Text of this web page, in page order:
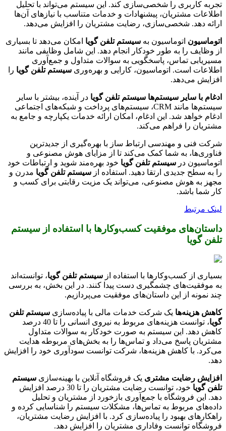
تجربه کاربری را شخصی‌سازی کند. این سیستم می‌تواند با تحلیل
اطلاعات مشتریان، پیشنهادات و خدمات متناسب با نیازهای آن‌ها
ارائه دهد. شخصی‌سازی، رضایت مشتریان را افزایش می‌دهد.
اتوماسیون اتوماسیون به سیستم تلفن گویا امکان می‌دهد تا بسیاری
از وظایف را به طور خودکار انجام دهد. این شامل وظایفی مانند
مسیریابی تماس، پاسخگویی به سوالات متداول و جمع‌آوری
اطلاعات است. اتوماسیون، کارایی و بهره‌وری سیستم تلفن گویا را
افزایش می‌دهد.
ادغام با سایر سیستم‌ها سیستم تلفن گویا در آینده، بیشتر با سایر
سیستم‌ها مانند CRM، سیستم‌های پرداخت و شبکه‌های اجتماعی
ادغام خواهد شد. این ادغام، امکان ارائه خدمات یکپارچه و جامع به
مشتریان را فراهم می‌کند.
شرکت فنی و مهندسی ارتباط ساز با بهره‌گیری از جدیدترین
فناوری‌ها، به شما کمک می‌کند تا از مزایای هوش مصنوعی و
اتوماسیون در سیستم تلفن گویا خود بهره‌مند شوید و ارتباطات خود
را به سطح جدیدی ارتقا دهید. استفاده از سیستم تلفن گویا مدرن و
مجهز به هوش مصنوعی، می‌تواند یک مزیت رقابتی برای کسب و
کار شما باشد.
لینک مرتبط
داستان‌های موفقیت کسب‌وکارها با استفاده از سیستم
تلفن گویا
بسیاری از کسب‌وکارها با استفاده از سیستم تلفن گویا، توانسته‌اند
به موفقیت‌های چشمگیری دست پیدا کنند. در این بخش، به بررسی
چند نمونه از این داستان‌های موفقیت می‌پردازیم.
کاهش هزینه‌ها یک شرکت خدمات مالی با پیاده‌سازی سیستم تلفن
گویا
، توانست هزینه‌های مربوط به نیروی انسانی را تا 40 درصد
کاهش دهد. این سیستم به صورت خودکار به سوالات متداول
مشتریان پاسخ می‌داد و تماس‌ها را به بخش‌های مربوطه هدایت
می‌کرد. با کاهش هزینه‌ها، شرکت توانست سودآوری خود را افزایش
دهد.
افزایش رضایت مشتری یک فروشگاه آنلاین با بهینه‌سازی سیستم
تلفن گویا
خود، توانست رضایت مشتریان را تا 30 درصد افزایش
دهد. این فروشگاه با جمع‌آوری بازخورد از مشتریان و تحلیل
داده‌های مربوط به تماس‌ها، مشکلات سیستم را شناسایی کرده و
راهکارهای بهبود را پیاده‌سازی کرد. با افزایش رضایت مشتریان،
فروشگاه توانست وفاداری مشتریان را افزایش دهد.